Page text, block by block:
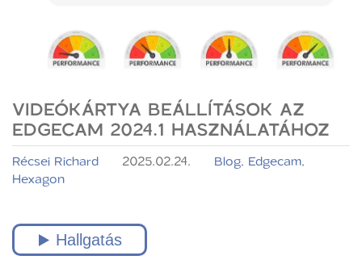
VIDEÓKÁRTYA BEÁLLÍTÁSOK AZ
EDGECAM 2024.1 HASZNÁLATÁHOZ
Récsei Richard 2025.02.24. Blog, Edgecam,
Hexagon